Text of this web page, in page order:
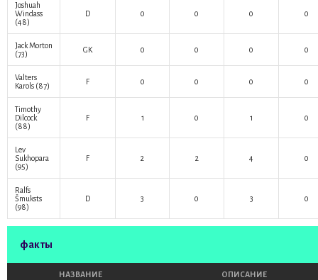
Joshuah
Windass
(48)
D 0 0 0 0
Jack Morton
(73)
GK 0 0 0 0
Valters
Karols (87) F 0 0 0 0
Timothy
Dilcock
(88)
F 1 0 1 0
Lev
Sukhopara
(95)
F 2 2 4 0
Ralfs
Šmuksts
(98)
D 3 0 3 0
факты
НАЗВАНИЕ ОПИСАНИЕ